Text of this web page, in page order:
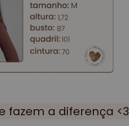
fazem a diferença <3